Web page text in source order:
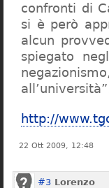
confronti di
si è però
alcun
spiegato
http://
22 Ott 2009, 12:48
#3 Lorenzo